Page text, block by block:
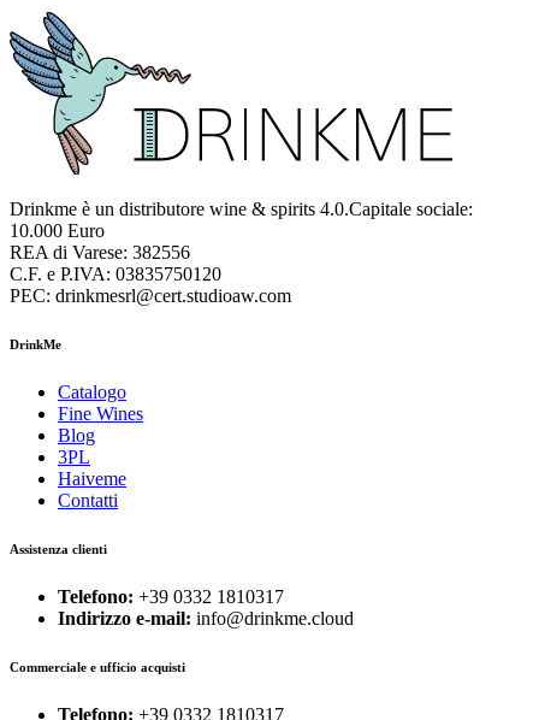
Drinkme è un distributore wine & spirits 4.0.Capitale sociale:
10.000 Euro
REA di Varese: 382556
C.F. e P.IVA: 03835750120
PEC: drinkmesrl@cert.studioaw.com
DrinkMe
Catalogo
Fine Wines
Blog
3PL
Haiveme
Contatti
Assistenza clienti
Telefono: +39 0332 1810317
Indirizzo e-mail: info@drinkme.cloud
Commerciale e ufficio acquisti
Telefono: +39 0332 1810317